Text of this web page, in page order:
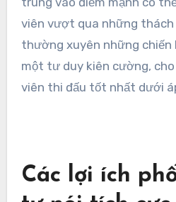
viên vượt qua những
thường xuyên những
một tư duy kiên cường,
viên thi đấu tốt nhất dưới
Các lợi ích